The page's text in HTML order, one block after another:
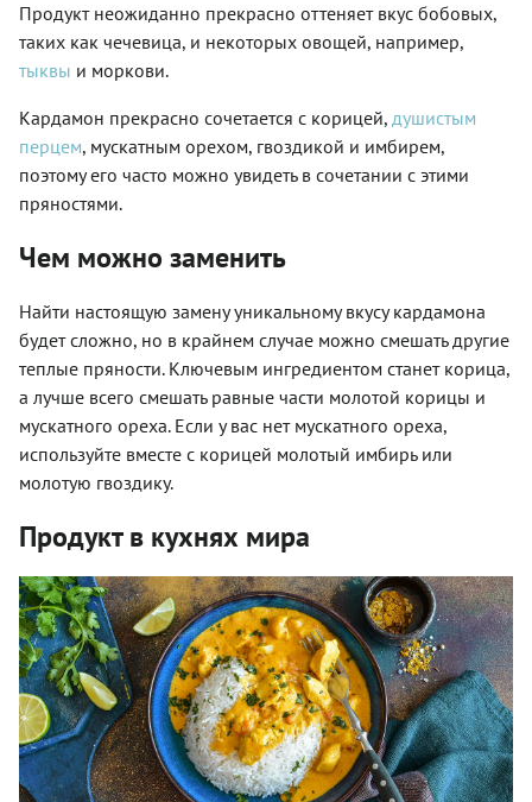
Продукт неожиданно прекрасно оттеняет вкус бобовых,
таких как чечевица, и некоторых овощей, например,
тыквы и моркови.
Кардамон прекрасно сочетается с корицей, душистым
перцем, мускатным орехом, гвоздикой и имбирем,
поэтому его часто можно увидеть в сочетании с этими
пряностями.
Чем можно заменить
Найти настоящую замену уникальному вкусу кардамона
будет сложно, но в крайнем случае можно смешать другие
теплые пряности. Ключевым ингредиентом станет корица,
а лучше всего смешать равные части молотой корицы и
мускатного ореха. Если у вас нет мускатного ореха,
используйте вместе с корицей молотый имбирь или
молотую гвоздику.
Продукт в кухнях мира